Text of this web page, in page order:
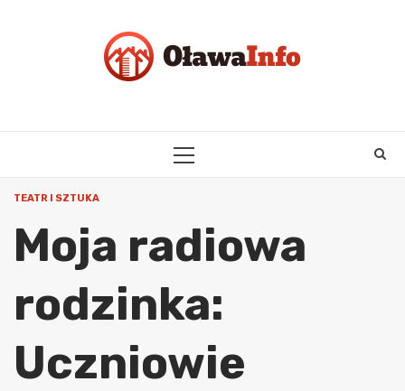
PRIMARY
TEATR I SZTUKA
Moja radiowa
rodzinka:
Uczniowie